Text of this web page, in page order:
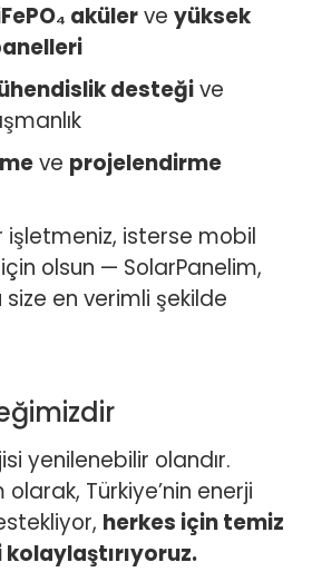
akülerve yüksek
desteğive
ve projelendirme
işletmeniz, isterse mobil
olsun — SolarPanelim,
en verimli şekilde
yenilenebilir olandır.
olarak, Türkiye’nin enerji
herkes için temiz